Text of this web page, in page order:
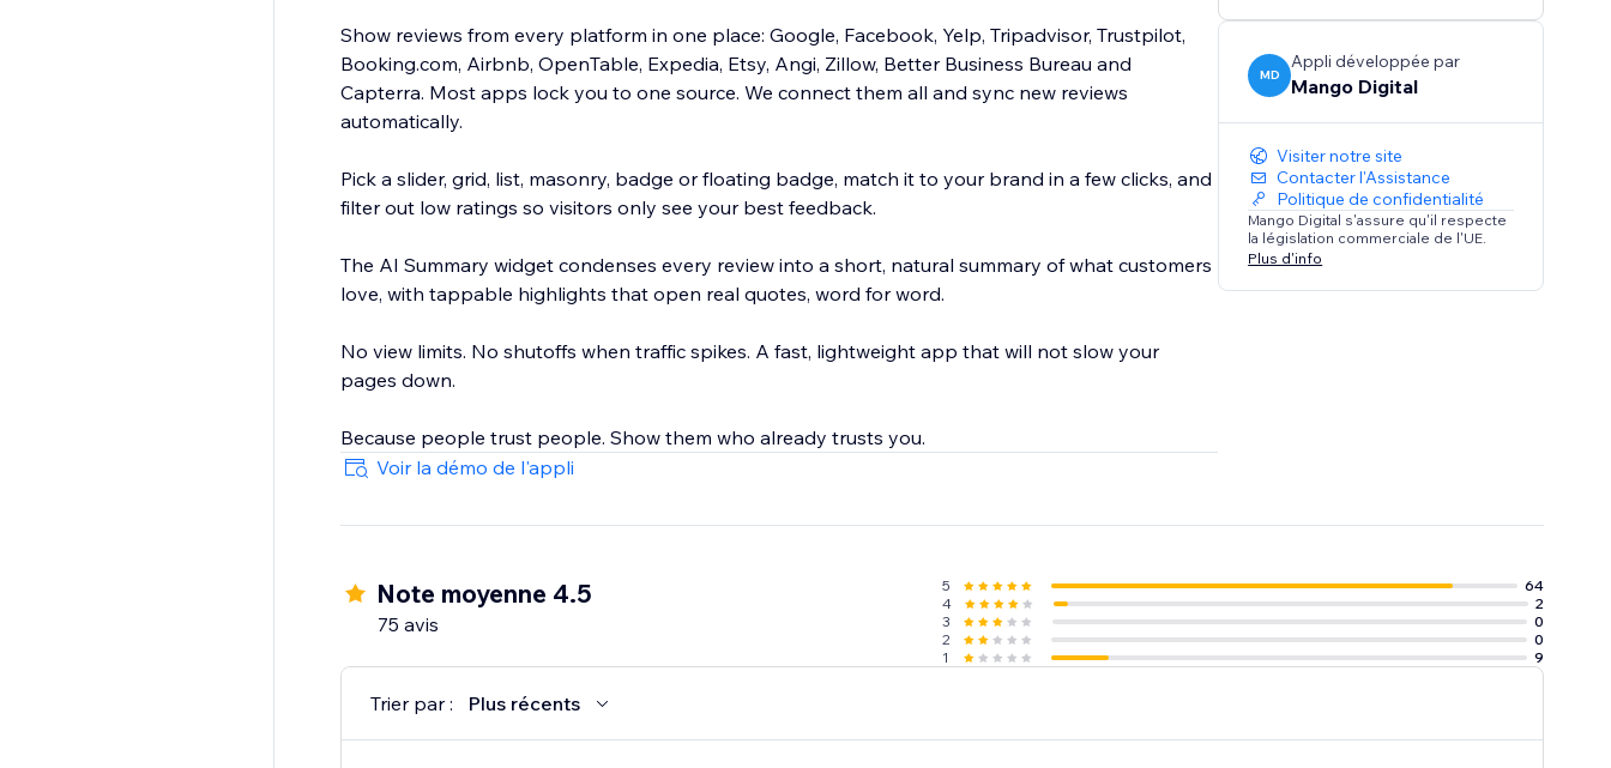
Show reviews from every platform in one place: Google, Facebook, Yelp, Tripadvisor, Trustpilot,
Booking.com, Airbnb, OpenTable, Expedia, Etsy, Angi, Zillow, Better Business Bureau and
Capterra. Most apps lock you to one source. We connect them all and sync new reviews
automatically.
Pick a slider, grid, list, masonry, badge or floating badge, match it to your brand in a few clicks, and
filter out low ratings so visitors only see your best feedback.
The AI Summary widget condenses every review into a short, natural summary of what customers
love, with tappable highlights that open real quotes, word for word.
No view limits. No shutoffs when traffic spikes. A fast, lightweight app that will not slow your
pages down.
Because people trust people. Show them who already trusts you.
Voir la démo de l'appli
MD
Appli développée par
Mango Digital
Visiter notre site
Contacter l'Assistance
Politique de confidentialité
Mango Digital s'assure qu'il respecte
la législation commerciale de l'UE.
Plus d'info
Note moyenne 4.5
75 avis
5
64
4
2
3
0
2
0
1
9
Trier par : Plus récents